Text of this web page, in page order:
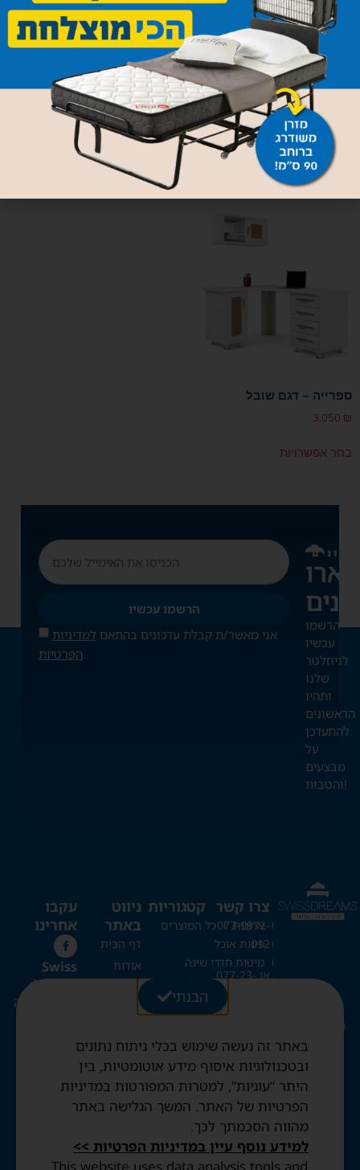
ספרייה – דגם דר
בחר אפשרויות
ספרייה – דגם שניאל
2,690₪
בחר אפשרויות
ספרייה – דגם שובל
3,050 ₪
בחר אפשרויות
הרשמו
עכשיו
לניוזלטר
שלנו
ותהיו
הראשונים
להתעדכן
על
מבצעים
והטבות!
אני מאשר/ת קבלת עדכונים בהתאם למדיניות
הפרטיות
הרשמו עכשיו
צרו קשר
077-9972-
012
או 077-23-
Swissdreams1@gmail.com
תורה 28,
ירושלים
שעות פתיחה:
ימים א'-ה':
10:30-20:00
קטגוריות
כל המוצרים
ארונות
פינות אוכל
מיטות חדרי שינה
מזרונים
כריות
ספות נפתחות
מיטות קומותיים
מיטות מתקפלות
שמיכות וכריות שוויצריות
מיטות נוער
שמיכות פריד ופנדה
ניווט
באתר
דף הבית
אודות
כל המוצרים
בלוג
החשבון שלי
עגלה
תקנון האתר
הצהרת
עקבו
אחרינו
Swiss
dreams
מרכז השינה
הבנתי
באתר זה נעשה שימוש בכלי ניתוח נתונים
ובטכנולוגיות איסוף מידע אוטומטיות, בין
היתר “עוגיות”, למטרות המפורטות במדיניות
הפרטיות של האתר. המשך הגלישה באתר
מהווה הסכמתך לכך.
למידע נוסף עיין במדיניות הפרטיות >>